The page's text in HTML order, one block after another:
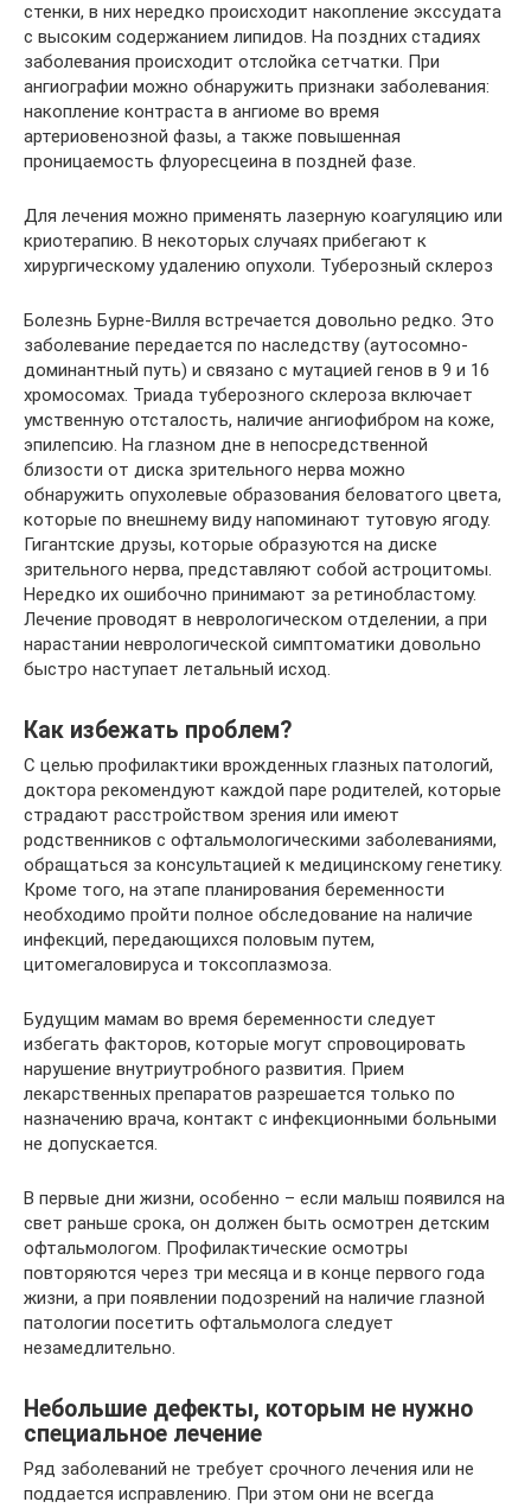
стенки, в них нередко происходит накопление экссудата
с высоким содержанием липидов. На поздних стадиях
заболевания происходит отслойка сетчатки. При
ангиографии можно обнаружить признаки заболевания:
накопление контраста в ангиоме во время
артериовенозной фазы, а также повышенная
проницаемость флуоресцеина в поздней фазе.
Для лечения можно применять лазерную коагуляцию или
криотерапию. В некоторых случаях прибегают к
хирургическому удалению опухоли. Туберозный склероз
Болезнь Бурне-Вилля встречается довольно редко. Это
заболевание передается по наследству (аутосомно-
доминантный путь) и связано с мутацией генов в 9 и 16
хромосомах. Триада туберозного склероза включает
умственную отсталость, наличие ангиофибром на коже,
эпилепсию. На глазном дне в непосредственной
близости от диска зрительного нерва можно
обнаружить опухолевые образования беловатого цвета,
которые по внешнему виду напоминают тутовую ягоду.
Гигантские друзы, которые образуются на диске
зрительного нерва, представляют собой астроцитомы.
Нередко их ошибочно принимают за ретинобластому.
Лечение проводят в неврологическом отделении, а при
нарастании неврологической симптоматики довольно
быстро наступает летальный исход.
Как избежать проблем?
С целью профилактики врожденных глазных патологий,
доктора рекомендуют каждой паре родителей, которые
страдают расстройством зрения или имеют
родственников с офтальмологическими заболеваниями,
обращаться за консультацией к медицинскому генетику.
Кроме того, на этапе планирования беременности
необходимо пройти полное обследование на наличие
инфекций, передающихся половым путем,
цитомегаловируса и токсоплазмоза.
Будущим мамам во время беременности следует
избегать факторов, которые могут спровоцировать
нарушение внутриутробного развития. Прием
лекарственных препаратов разрешается только по
назначению врача, контакт с инфекционными больными
не допускается.
В первые дни жизни, особенно – если малыш появился на
свет раньше срока, он должен быть осмотрен детским
офтальмологом. Профилактические осмотры
повторяются через три месяца и в конце первого года
жизни, а при появлении подозрений на наличие глазной
патологии посетить офтальмолога следует
незамедлительно.
Небольшие дефекты, которым не нужно
специальное лечение
Ряд заболеваний не требует срочного лечения или не
поддается исправлению. При этом они не всегда